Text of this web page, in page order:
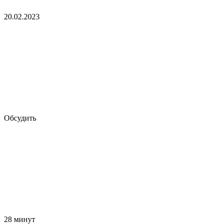
20.02.2023
Обсудить
28 минут